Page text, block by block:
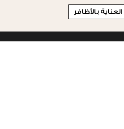
العناية بالأظافر